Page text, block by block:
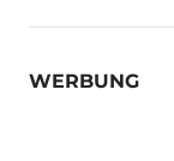
WERBUNG